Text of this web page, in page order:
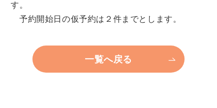
す。
予約開始日の仮予約は２件までとします。
一覧へ戻る